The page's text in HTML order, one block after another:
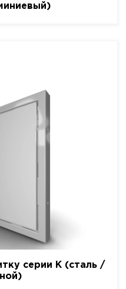
серии K (сталь /